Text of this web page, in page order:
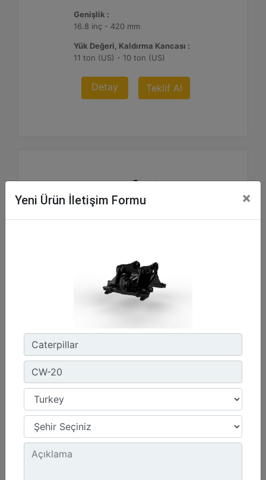
Genişlik :
16.8 inç - 420 mm
Yük Değeri, Kaldırma Kancası :
11 ton (US) - 10 ton (US)
Detay Teklif Al
Ağırlık :
880 lb - 400 kg
22 inç - 550 mm
Yük Değeri, Kaldırma Kancası :
15.4 ton (US) - 14 ton (US)
Detay Teklif Al
Yeni Ürün İletişim Formu ×